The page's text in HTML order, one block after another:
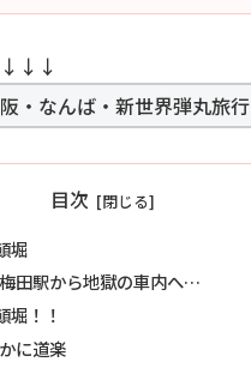
↓↓↓
・なんば・新世界弾丸旅行
目次
堀
梅田駅から地獄の車内へ…
堀！！
かに道楽